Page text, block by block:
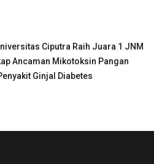
Ciputra Raih Juara 1 JNM
Ancaman Mikotoksin Pangan
Ginjal Diabetes